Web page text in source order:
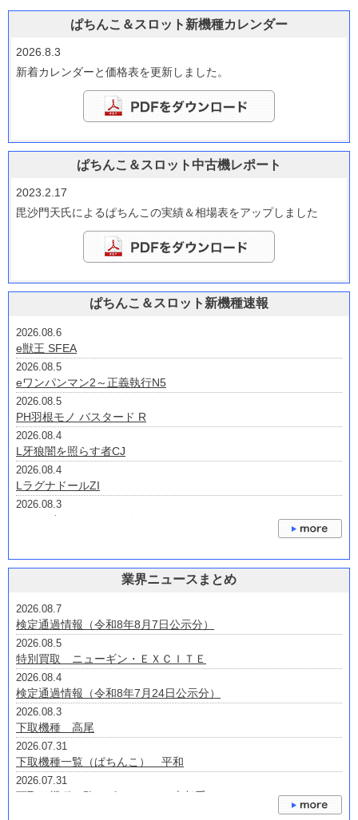
ぱちんこ＆スロット新機種カレンダー
2026.8.3
新着カレンダーと価格表を更新しました。
ぱちんこ＆スロット中古機レポート
2023.2.17
毘沙門天氏によるぱちんこの実績＆相場表をアップしました
ぱちんこ＆スロット新機種速報
2026.08.6
e獣王 SFEA
2026.08.5
eワンパンマン2～正義執行N5
2026.08.5
PH羽根モノ バスタード R
2026.08.4
L牙狼闇を照らす者CJ
2026.08.4
LラグナドールZI
2026.08.3
eノーゲーム・ノーライフV2B
2026.07.30
Lゴジラ対エヴァンゲリオン2S
2026.07.24
P大海物語4スペシャルプラスRCA
2026.07.24
P大海物語5スペシャルALTA2
業界ニュースまとめ
2026.08.7
検定通過情報（令和8年8月7日公示分）
2026.08.5
特別買取 ニューギン・ＥＸＣＩＴＥ
2026.08.4
検定通過情報（令和8年7月24日公示分）
2026.08.3
下取機種 高尾
2026.07.31
下取機種一覧（ぱちんこ） 平和
2026.07.31
下取り機種一覧（ぱちんこ） 大都系